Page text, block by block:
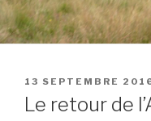
13 SEPTEMBRE
Le retour de